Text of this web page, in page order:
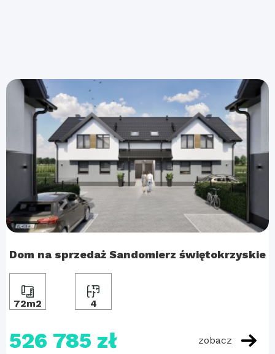
Dom na sprzedaż Sandomierz świętokrzyskie
72m2 4
526 785 zł zobacz